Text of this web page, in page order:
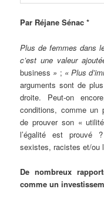
Par Réjane Sénac *
Plus de femmes dans
c’est une valeur
business » ; « Plus
arguments sont de
droite. Peut-on
conditions, comme un
de prouver son «
l’égalité est prouvé
sexistes, racistes et/ou
De nombreux
comme un